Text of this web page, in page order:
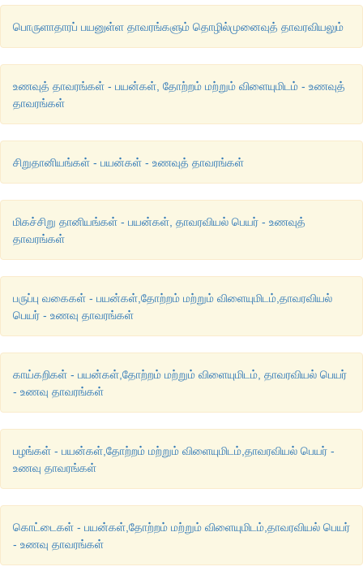
ஆ) கரும்பு - கன்னியாகுமரியில் அதிகளவில் உள்ளது.
இ) ஸ்டீவியா - இயற்கை இனிப்பு.
ஈ) பதனீர் - எத்தனாலுக்காக நொதிக்க வைக்கப்படுகிறது.
விடை : இ) ஸ்டீவியா - இயற்கை இனிப்பு.
அ) ஒரைசா சட்டைவா
ஆ) டிரிட்டிக்கம் ஏஸ்டிவம்
இ) டிரிட்டிக்கம் டியூரம்
ஈ) ஜியா மேய்ஸ்
விடை : ஈ) ஜியா மேய்ஸ்
பொருளாதாரப் பயனுள்ள தாவரங்களும் தொழில்முனைவுத் தாவரவியலும்
உணவுத் தாவரங்கள் - பயன்கள், தோற்றம் மற்றும் விளையுமிடம் - உணவுத்
தாவரங்கள்
சிறுதானியங்கள் - பயன்கள் - உணவுத் தாவரங்கள்
மிகச்சிறு தானியங்கள் - பயன்கள், தாவரவியல் பெயர் - உணவுத்
தாவரங்கள்
பருப்பு வகைகள் - பயன்கள்,தோற்றம் மற்றும் விளையுமிடம்,தாவரவியல்
பெயர் - உணவு தாவரங்கள்
காய்கறிகள் - பயன்கள்,தோற்றம் மற்றும் விளையுமிடம், தாவரவியல் பெயர்
- உணவு தாவரங்கள்
பழங்கள் - பயன்கள்,தோற்றம் மற்றும் விளையுமிடம்,தாவரவியல் பெயர் -
உணவு தாவரங்கள்
கொட்டைகள் - பயன்கள்,தோற்றம் மற்றும் விளையுமிடம்,தாவரவியல் பெயர்
- உணவு தாவரங்கள்